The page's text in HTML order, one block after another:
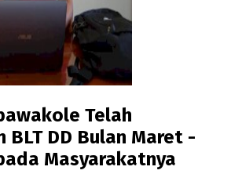
Telah
BLT DD Bulan Maret -
Masyarakatnya